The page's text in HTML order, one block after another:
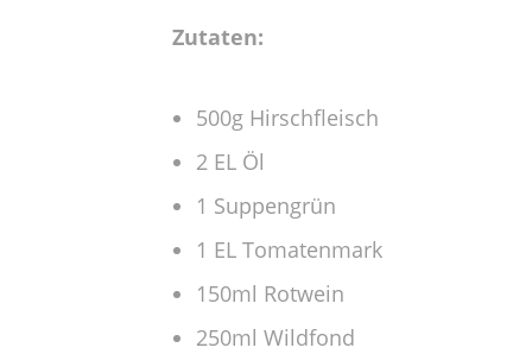
Zutaten:
500g Hirschfleisch
2 EL Öl
1 Suppengrün
1 EL Tomatenmark
150ml Rotwein
250ml Wildfond